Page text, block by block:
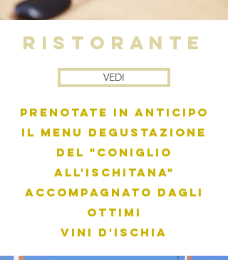
RISTORANTE
VEDI
Prenotate in anticipo
il Menu degustazione
del "Coniglio
all'Ischitana"
accompagnato dagli
ottimi
vini d'Ischia